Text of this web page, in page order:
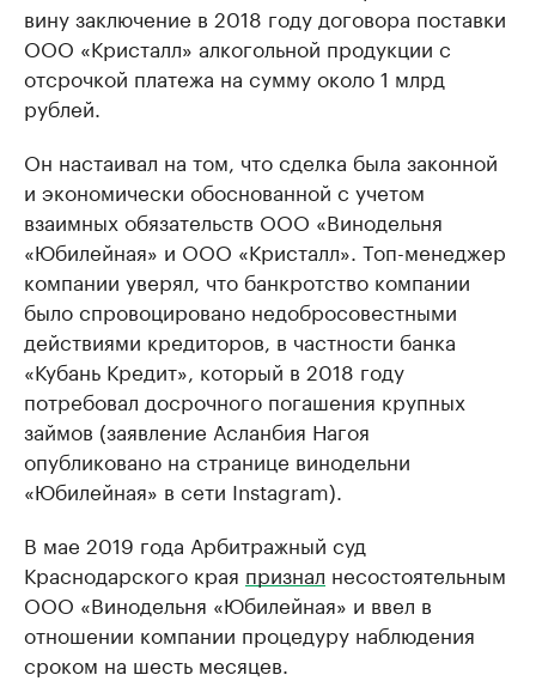
вину заключение в 2018 году договора поставки
ООО «Кристалл» алкогольной продукции с
отсрочкой платежа на сумму около 1 млрд
рублей.
Он настаивал на том, что сделка была законной
и экономически обоснованной с учетом
взаимных обязательств ООО «Винодельня
«Юбилейная» и ООО «Кристалл». Топ-менеджер
компании уверял, что банкротство компании
было спровоцировано недобросовестными
действиями кредиторов, в частности банка
«Кубань Кредит», который в 2018 году
потребовал досрочного погашения крупных
займов (заявление Асланбия Нагоя
опубликовано на странице винодельни
«Юбилейная» в сети Instagram).
В мае 2019 года Арбитражный суд
Краснодарского края признал несостоятельным
ООО «Винодельня «Юбилейная» и ввел в
отношении компании процедуру наблюдения
сроком на шесть месяцев.